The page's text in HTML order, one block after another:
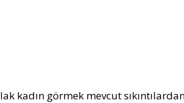
kadın görmek mevcut